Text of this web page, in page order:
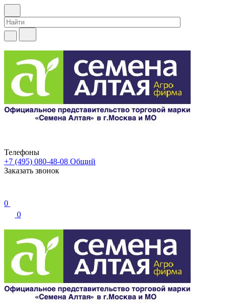
Телефоны
+7 (495) 080-48-08 Общий
Заказать звонок
0
0